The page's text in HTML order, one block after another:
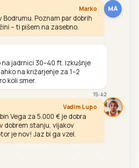
MA
Marko
Bodrumu. Poznam par dobrih
– ti pišem na zasebno.
na jadrnici 30–40 ft. Izkušnje
na križarjenje za 1–2
koli smer.
15:42
Vadim Lupo
Vega za 5.000 € je dobra
dobrem stanju, vijakov
je nov! Jaz bi ga vzel.